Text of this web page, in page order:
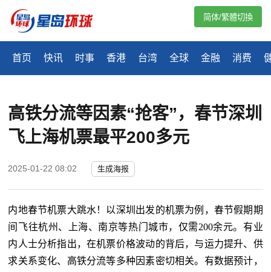
首页 快讯 时事 香港 台湾 全球 金融 消费
简体/繁體切換
高铁分流等因素“抢客”，春节深圳
飞上海机票最平200多元
2025-01-22 08:02 生成海报
内地春节机票大跳水！以深圳出发的机票为例，春节假期期
间飞往杭州、上海、南京等热门城市，仅需200余元。有业
内人士分析指出，在机票价格波动的背后，与运力提升、供
求关系变化、高铁分流等多种因素密切相关。有数据预计，